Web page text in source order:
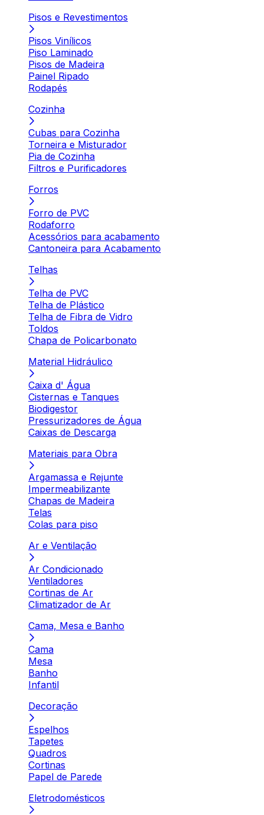
Pisos e Revestimentos
Pisos Vinílicos
Piso Laminado
Pisos de Madeira
Painel Ripado
Rodapés
Cozinha
Cubas para Cozinha
Torneira e Misturador
Pia de Cozinha
Filtros e Purificadores
Forros
Forro de PVC
Rodaforro
Acessórios para acabamento
Cantoneira para Acabamento
Telhas
Telha de PVC
Telha de Plástico
Telha de Fibra de Vidro
Toldos
Chapa de Policarbonato
Material Hidráulico
Caixa d' Água
Cisternas e Tanques
Biodigestor
Pressurizadores de Água
Caixas de Descarga
Materiais para Obra
Argamassa e Rejunte
Impermeabilizante
Chapas de Madeira
Telas
Colas para piso
Ar e Ventilação
Ar Condicionado
Ventiladores
Cortinas de Ar
Climatizador de Ar
Cama, Mesa e Banho
Cama
Mesa
Banho
Infantil
Decoração
Espelhos
Tapetes
Quadros
Cortinas
Papel de Parede
Eletrodomésticos